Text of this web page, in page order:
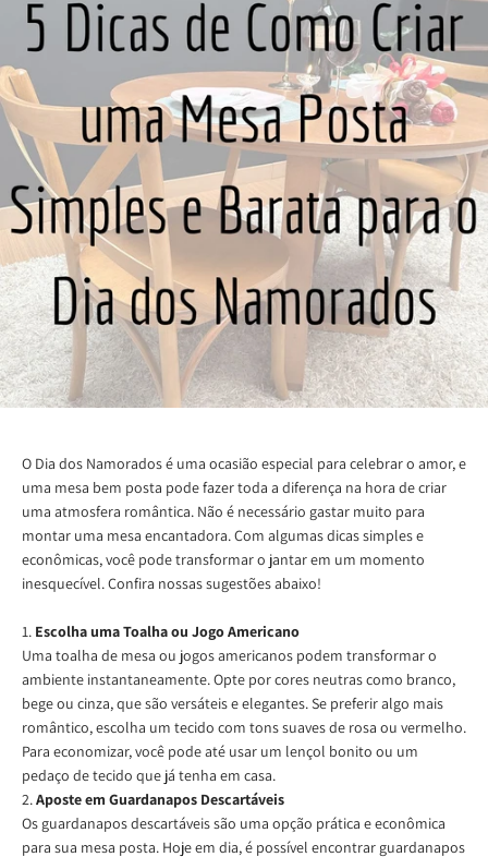
O Dia dos Namorados é uma ocasião especial para celebrar o amor, e
uma mesa bem posta pode fazer toda a diferença na hora de criar
uma atmosfera romântica. Não é necessário gastar muito para
montar uma mesa encantadora. Com algumas dicas simples e
econômicas, você pode transformar o jantar em um momento
inesquecível. Confira nossas sugestões abaixo!
1. Escolha uma Toalha ou Jogo Americano
Uma toalha de mesa ou jogos americanos podem transformar o
ambiente instantaneamente. Opte por cores neutras como branco,
bege ou cinza, que são versáteis e elegantes. Se preferir algo mais
romântico, escolha um tecido com tons suaves de rosa ou vermelho.
Para economizar, você pode até usar um lençol bonito ou um
pedaço de tecido que já tenha em casa.
2.Aposte em Guardanapos Descartáveis
Os guardanapos descartáveis são uma opção prática e econômica
para sua mesa posta. Hoje em dia, é possível encontrar guardanapos